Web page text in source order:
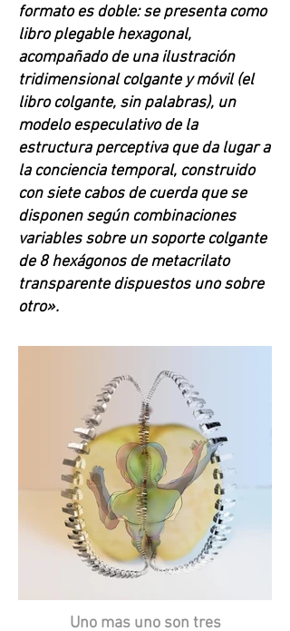
formato es doble: se presenta como
libro plegable hexagonal,
acompañado de una ilustración
tridimensional colgante y móvil (el
libro colgante, sin palabras), un
modelo especulativo de la
estructura perceptiva que da lugar a
la conciencia temporal, construido
con siete cabos de cuerda que se
disponen según combinaciones
variables sobre un soporte colgante
de 8 hexágonos de metacrilato
transparente dispuestos uno sobre
otro».
Uno mas uno son tres